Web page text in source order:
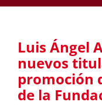
CURSOS Y
CONTACTA
Luis Ángel
nuevos
promoción
de la